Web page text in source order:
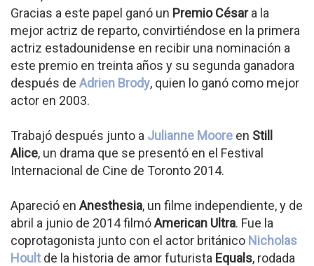
Gracias a este papel ganó un Premio Césara la
mejor actriz de reparto, convirtiéndose en la primera
actriz estadounidense en recibir una nominación a
este premio en treinta años y su segunda ganadora
después de Adrien Brody, quien lo ganó como mejor
actor en 2003.
Trabajó después junto a Julianne Moore en Still
Alice, un drama que se presentó en el Festival
Internacional de Cine de Toronto 2014.
Apareció en Anesthesia, un filme independiente, y de
abril a junio de 2014 filmóAmerican Ultra. Fue la
coprotagonista junto con el actor británico Nicholas
Hoult de la historia de amor futurista Equals, rodada